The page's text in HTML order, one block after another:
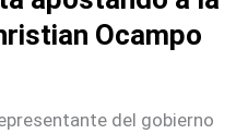
Ocampo
del gobierno